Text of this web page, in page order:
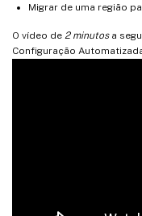
Migrar de uma região
O vídeo de 2 minutosa
Configuração